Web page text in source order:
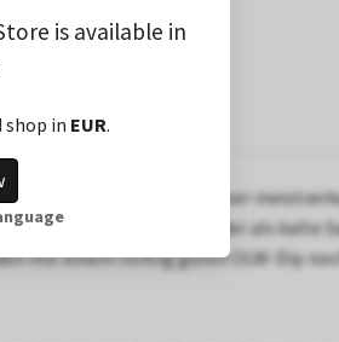
Dippmix Ranch ist unser
toll als Salatdressing oder als kalte
mit einem richtig guten OLW-Dip
is available in
shop in EUR.